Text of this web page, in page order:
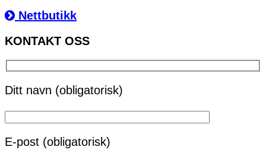
Nettbutikk
KONTAKT OSS
Ditt navn (obligatorisk)
E-post (obligatorisk)